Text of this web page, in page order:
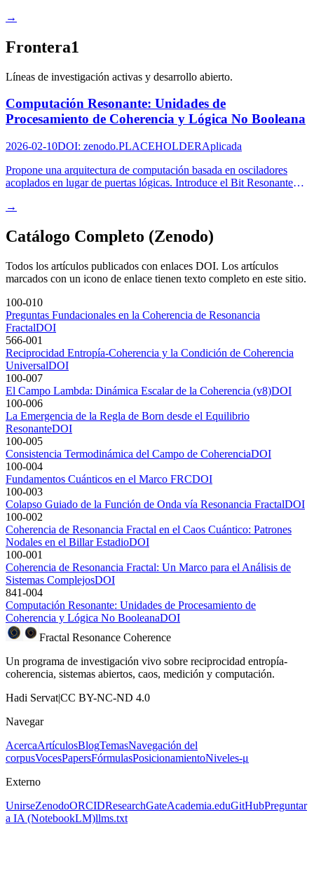
D≈1.2 a D≈1.90, sugiriendo una subestructura determinista para el
→
Frontera1
Líneas de investigación activas y desarrollo abierto.
Computación Resonante: Unidades de
Procesamiento de Coherencia y Lógica No Booleana
2026-02-10DOI: zenodo.PLACEHOLDERAplicada
Propone una arquitectura de computación basada en osciladores
acoplados en lugar de puertas lógicas. Introduce el Bit Resonante
campo de coherencia global, y la Unidad de Procesamiento de
de fase deterministas. Analizamos la corrección de errores, la
complejidad computacional y las ventajas sobre los paradigmas de
→
Catálogo Completo (Zenodo)
Todos los artículos publicados con enlaces DOI. Los artículos
marcados con un icono de enlace tienen texto completo en este sitio.
100-010
Preguntas Fundacionales en la Coherencia de Resonancia
FractalDOI
566-001
Reciprocidad Entropía-Coherencia y la Condición de Coherencia
UniversalDOI
100-007
El Campo Lambda: Dinámica Escalar de la Coherencia (v8)DOI
100-006
La Emergencia de la Regla de Born desde el Equilibrio
ResonanteDOI
100-005
Consistencia Termodinámica del Campo de CoherenciaDOI
100-004
Fundamentos Cuánticos en el Marco FRCDOI
100-003
Colapso Guiado de la Función de Onda vía Resonancia FractalDOI
100-002
Coherencia de Resonancia Fractal en el Caos Cuántico: Patrones
Nodales en el Billar EstadioDOI
100-001
Coherencia de Resonancia Fractal: Un Marco para el Análisis de
Sistemas ComplejosDOI
841-004
Computación Resonante: Unidades de Procesamiento de
Coherencia y Lógica No BooleanaDOI
Fractal Resonance Coherence
Un programa de investigación vivo sobre reciprocidad entropía-
coherencia, sistemas abiertos, caos, medición y computación.
Hadi Servat|CC BY-NC-ND 4.0
Navegar
AcercaArtículosBlogTemasNavegación del
corpusVocesPapersFórmulasPosicionamientoNiveles-μ
Externo
UnirseZenodoORCIDResearchGateAcademia.eduGitHubPreguntar
a IA (NotebookLM)llms.txt